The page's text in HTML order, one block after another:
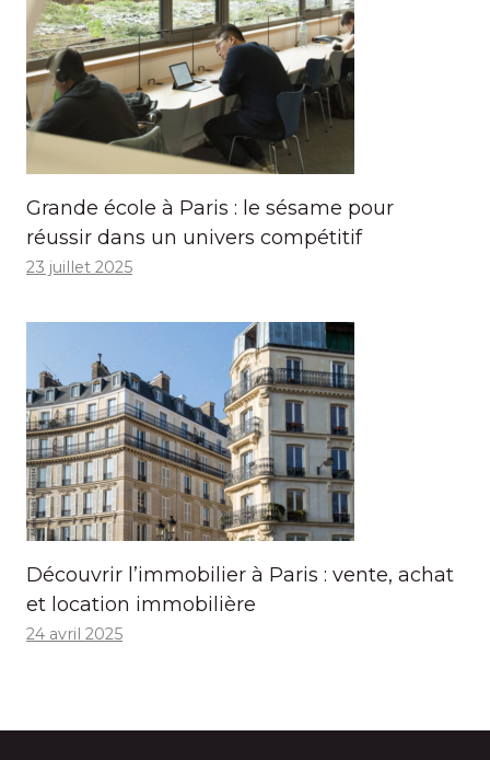
Grande école à Paris : le sésame pour
réussir dans un univers compétitif
23 juillet 2025
Découvrir l’immobilier à Paris : vente, achat
et location immobilière
24 avril 2025